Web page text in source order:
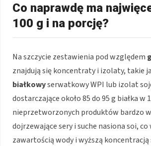
Co naprawdę ma
100 g i na porcję?
Na szczycie zestawienia pod względem
znajdują się koncentraty i izolaty, takie
białkowyserwatkowy WPI lub izolat
dostarczające około 85 do 95 g białka w
nieprzetworzonych produktów bardzo
dojrzewające sery i suche nasiona soi, co
zawartością wody i wyższą koncentracją